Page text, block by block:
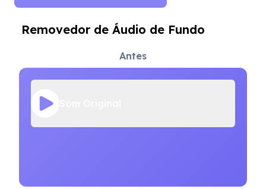
Removedor de Áudio de Fundo
Antes